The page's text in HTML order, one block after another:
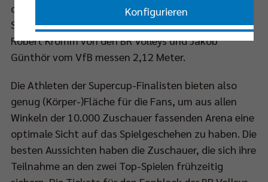
den ersten Titel der Saison, die sogar noch ein
Stückchen größer sind als Handballer Semisch –
Robert Kromm von den BR Volleys und Jakob
Günthör vom VfB messen 2,12 Meter.
Die Athleten der Supercup-Finalisten bieten also
genug (Körper-)Fläche für die Fans, um aus allen
Winkeln der 10.000 Zuschauer fassenden Arena eine
optimale Sicht auf das Spielgeschehen zu haben. Die
besten Aussichten haben die Zuschauer, die sich ihre
Teilnahme an den zwei Top-Spielen frühzeitig
Konfigurieren
Nur essenzielle Cookies akzeptieren
Impressum|Datenschutzerklärung